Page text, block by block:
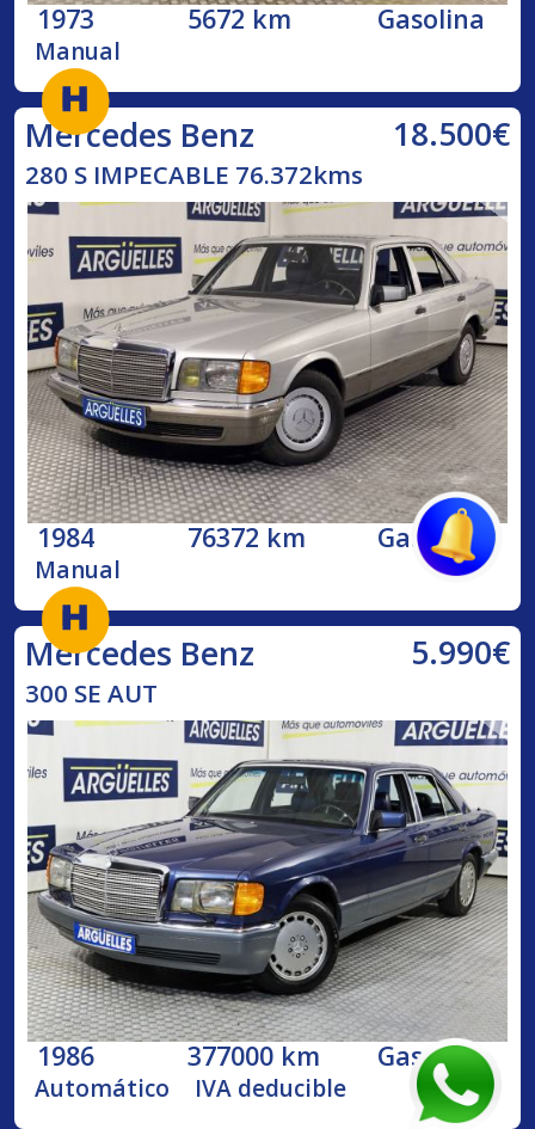
1973 5672 km Gasolina
Manual
Mercedes Benz 18.500€
280 S IMPECABLE 76.372kms
1984 76372 km Gasolina
Manual
Mercedes Benz 5.990€
300 SE AUT
1986 377000 km Gasolina
Automático IVA deducible